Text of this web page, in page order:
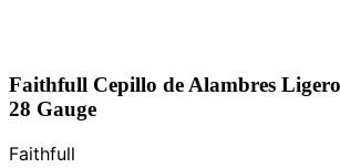
Faithfull Cepillo de Alambres
28 Gauge
Faithfull